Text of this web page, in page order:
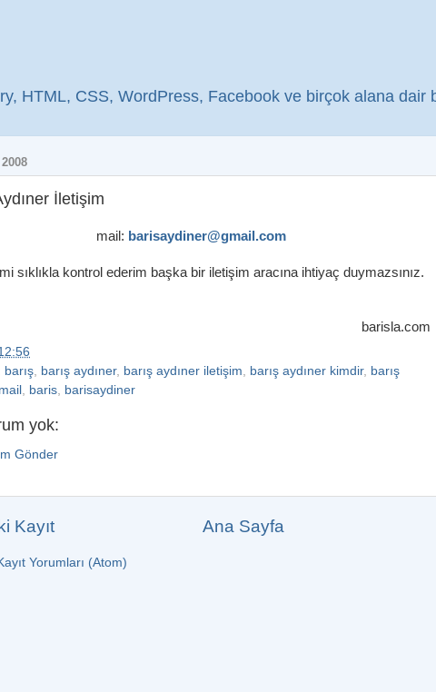
HTML, CSS, WordPress, Facebook ve birçok alana dair
İletişim
mail: barisaydiner@gmail.com
sıklıkla kontrol ederim başka bir iletişim aracına ihtiyaç duymazsınız.
barisla.com
barış barış aydıner, barış aydıner iletişim barış aydıner kimdir, barış
baris barisaydiner
yok:
Gönder
Kayıt Ana Sayfa
Yorumları (Atom)